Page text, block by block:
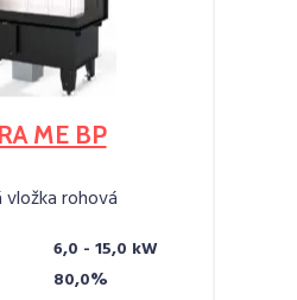
ME BP
vložka rohová
6,0 - 15,0 kW
80,0%